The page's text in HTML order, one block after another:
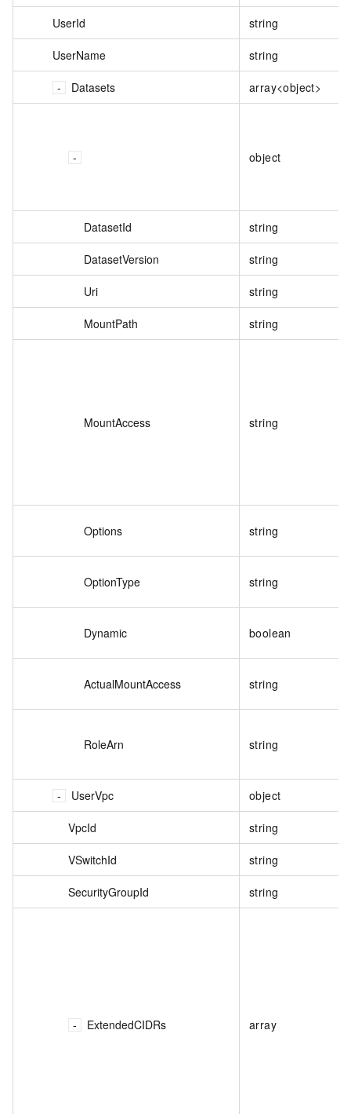
UserId string
UserName string
Datasets array<object>
object
DatasetId string
DatasetVersion string
Uri string
MountPath string
MountAccess string
Options string
OptionType string
Dynamic boolean
ActualMountAccess string
RoleArn string
UserVpc object
VpcId string
VSwitchId string
SecurityGroupId string
ExtendedCIDRs array